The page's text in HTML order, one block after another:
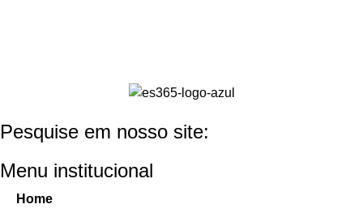
Pesquise em nosso site:
Menu institucional
Home